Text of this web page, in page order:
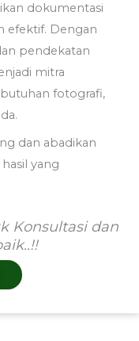
dokumentasi
efektif. Dengan
pendekatan
mitra
fotografi,
dan abadikan
yang
Konsultasi dan